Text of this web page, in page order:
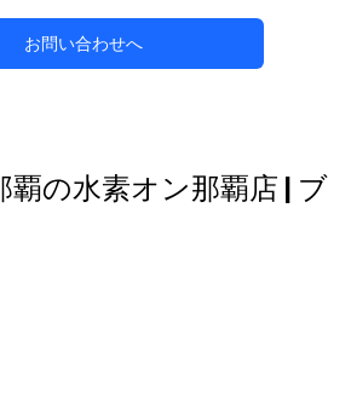
お問い合わせへ
覇の水素オン那覇店 | ブ
法で副鼻腔炎のケアを目指す